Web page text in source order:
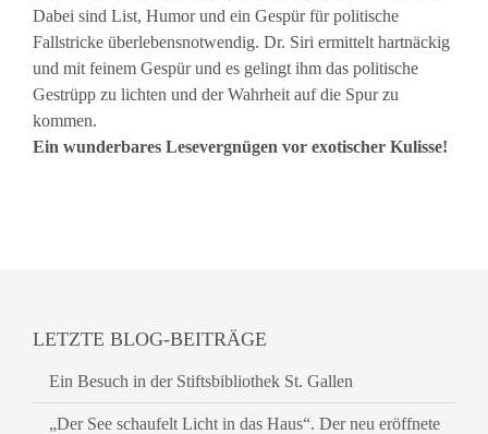
Dabei sind List, Humor und ein Gespür für politische
Fallstricke überlebensnotwendig. Dr. Siri ermittelt hartnäckig
und mit feinem Gespür und es gelingt ihm das politische
Gestrüpp zu lichten und der Wahrheit auf die Spur zu
kommen.
Ein wunderbares Lesevergnügen vor exotischer Kulisse!
LETZTE BLOG-BEITRÄGE
Ein Besuch in der Stiftsbibliothek St. Gallen
„Der See schaufelt Licht in das Haus“. Der neu eröffnete